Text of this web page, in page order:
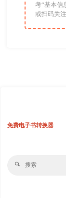
考“基本信
或扫码关
免费电子书转换器
搜